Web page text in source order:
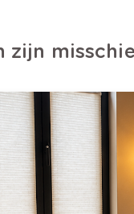
zijn